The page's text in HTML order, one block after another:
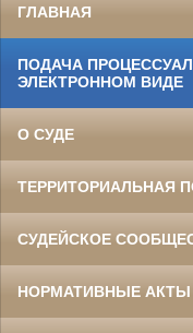
ГЛАВНАЯ
ПОДАЧА
ЭЛЕКТРОННОМ ВИДЕ
О СУДЕ
ТЕРРИТОРИАЛЬНАЯ
СУДЕЙСКОЕ
НОРМАТИВНЫЕ АКТЫ